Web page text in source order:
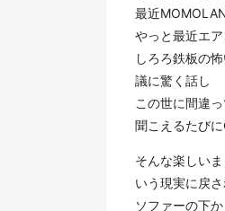
最近
やっと最近エ
しろろ鉄板の
議に驚く話し
この世に間違
聞こえるたびに
そんな楽しい
いう現実に戻さ
ソファーの下